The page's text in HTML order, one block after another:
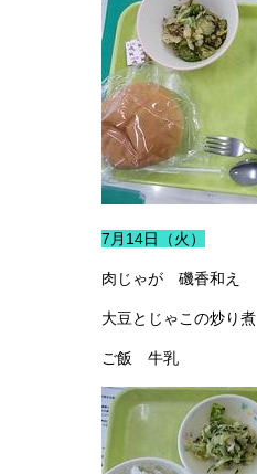
7月14日（火）
肉じゃが 磯香和え
大豆とじゃこの炒り煮
ご飯 牛乳